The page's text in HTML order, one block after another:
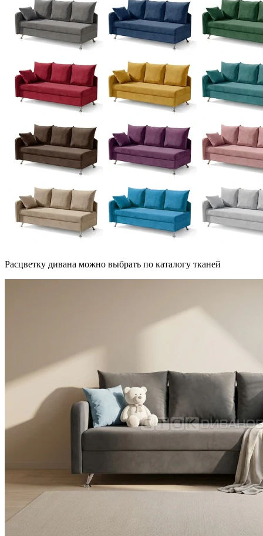
Расцветку дивана можно выбрать по каталогу тканей